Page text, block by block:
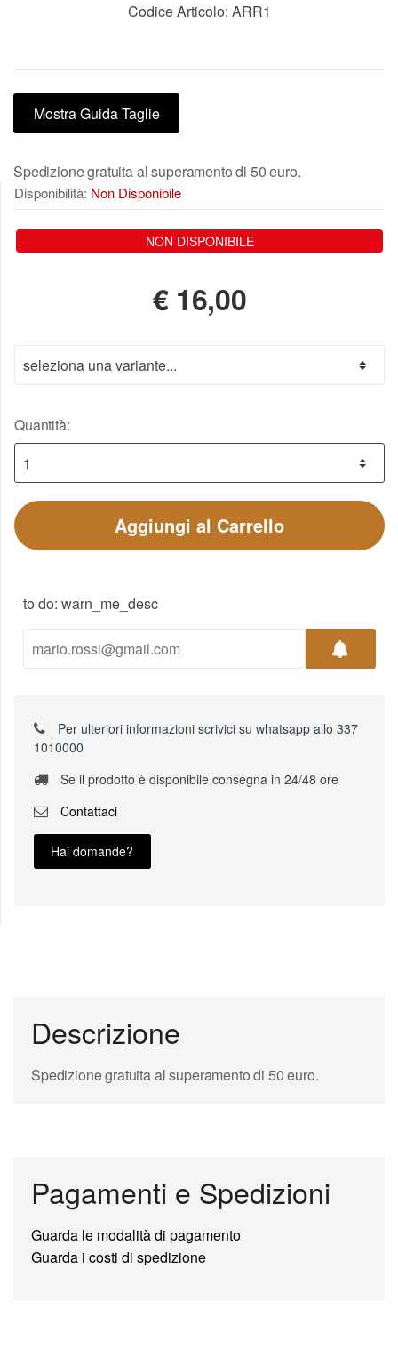
Codice Articolo: ARR1
Mostra Guida Taglie
Spedizione gratuita al superamento di 50 euro.
Disponibilità: Non Disponibile
NON DISPONIBILE
€ 16,00
Quantità:
Aggiungi al Carrello
to do: warn_me_desc
Per ulteriori informazioni scrivici su whatsapp allo 337
1010000
Se il prodotto è disponibile consegna in 24/48 ore
Contattaci
Hai domande?
Descrizione
Spedizione gratuita al superamento di 50 euro.
Pagamenti e Spedizioni
Guarda le modalità di pagamento
Guarda i costi di spedizione